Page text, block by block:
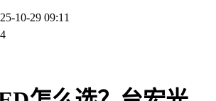
10-29 09:11